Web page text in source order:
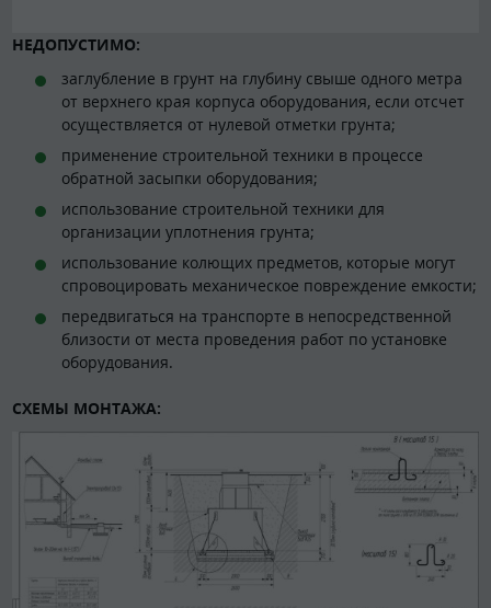
НЕДОПУСТИМО:
заглубление в грунт на глубину свыше одного метра
от верхнего края корпуса оборудования, если отсчет
осуществляется от нулевой отметки грунта;
применение строительной техники в процессе
обратной засыпки оборудования;
использование строительной техники для
организации уплотнения грунта;
использование колющих предметов, которые могут
спровоцировать механическое повреждение емкости;
передвигаться на транспорте в непосредственной
близости от места проведения работ по установке
оборудования.
СХЕМЫ МОНТАЖА: